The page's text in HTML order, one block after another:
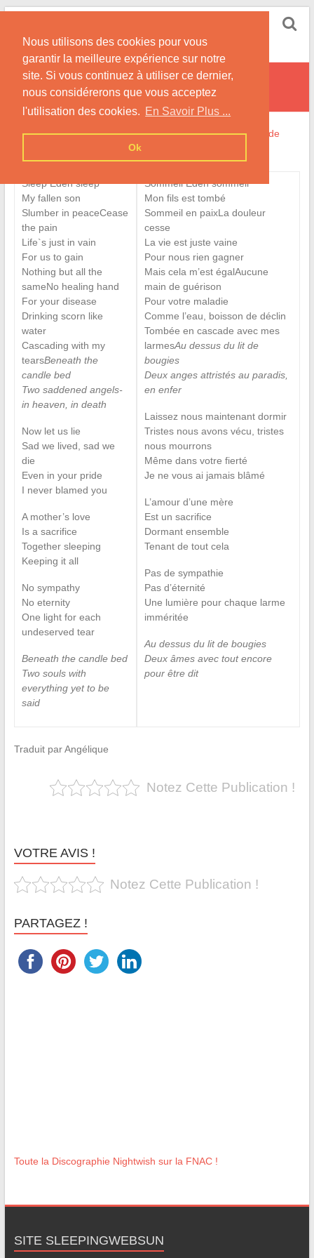
Nous utilisons des cookies pour vous
garantir la meilleure expérience sur notre
site. Si vous continuez à utiliser ce dernier,
nous considérerons que vous acceptez
l'utilisation des cookies. En Savoir Plus ...
Ok
Skip
content
Site Consacré à Nightwish avec la Chanteuse Tarja
Two For Tragedy
Home»La Discographie»Traductions et Interprétations de
Two For Tragedy
Sleep Eden sleep
My fallen son
Slumber in peaceCease
the pain
Life`s just in vain
For us to gain
Nothing but all the
sameNo healing hand
For your disease
Drinking scorn like
water
Cascading with my
tearsBeneath the
candle bed
Two saddened angels-
in heaven, in death
Now let us lie
Sad we lived, sad we
die
Even in your pride
I never blamed you
A mother’s love
Is a sacrifice
Together sleeping
Keeping it all
No sympathy
No eternity
One light for each
undeserved tear
Beneath the candle bed
Two souls with
everything yet to be
said
Sommeil Eden sommeil
Mon fils est tombé
Sommeil en paixLa douleur
cesse
La vie est juste vaine
Pour nous rien gagner
Mais cela m’est égalAucune
main de guérison
Pour votre maladie
Comme l’eau, boisson de déclin
Tombée en cascade avec mes
larmesAu dessus du lit de
bougies
Deux anges attristés au paradis,
en enfer
Laissez nous maintenant dormir
Tristes nous avons vécu, tristes
nous mourrons
Même dans votre fierté
Je ne vous ai jamais blâmé
L’amour d’une mère
Est un sacrifice
Dormant ensemble
Tenant de tout cela
Pas de sympathie
Pas d’éternité
Une lumière pour chaque larme
imméritée
Au dessus du lit de bougies
Deux âmes avec tout encore
pour être dit
Traduit par Angélique
Notez Cette Publication !
VOTRE AVIS !
Notez Cette Publication !
PARTAGEZ !
Toute la Discographie Nightwish sur la FNAC !
SITE SLEEPINGWEBSUN